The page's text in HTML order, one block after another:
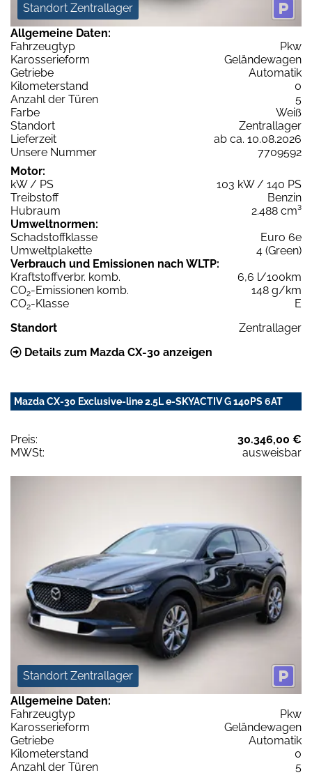
Standort Zentrallager
Allgemeine Daten:
Fahrzeugtyp
Pkw
Karosserieform
Geländewagen
Getriebe
Automatik
Kilometerstand
0
Anzahl der Türen
5
Farbe
Weiß
Standort
Zentrallager
Lieferzeit
ab ca. 10.08.2026
Unsere Nummer
7709592
Motor:
kW / PS
103 kW / 140 PS
Treibstoff
Benzin
Hubraum
2.488 cm³
Umweltnormen:
Schadstoffklasse
Euro 6e
Umweltplakette
4 (Green)
Verbrauch und Emissionen nach WLTP:
Kraftstoffverbr. komb.
6,6 l/100km
CO2-Emissionen komb.
148 g/km
CO2-Klasse
E
Standort
Zentrallager
Details zum Mazda CX-30 anzeigen
Mazda CX-30 Exclusive-line 2.5L e-SKYACTIV G 140PS 6AT
Preis:
30.346,00 €
MWSt:
ausweisbar
Standort Zentrallager
Allgemeine Daten:
Fahrzeugtyp
Pkw
Karosserieform
Geländewagen
Getriebe
Automatik
Kilometerstand
0
Anzahl der Türen
5